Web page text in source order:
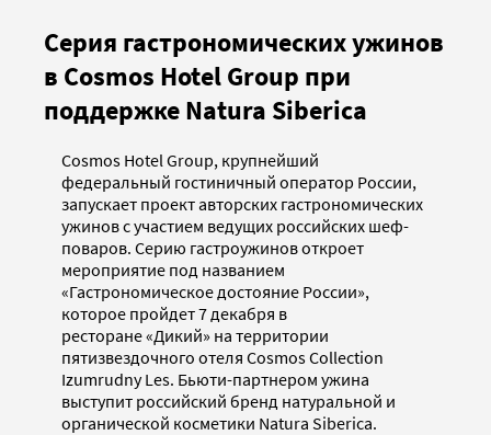
Серия гастрономических ужинов
в Cosmos Hotel Group при
поддержке Natura Siberica
Cosmos Hotel Group, крупнейший
федеральный гостиничный оператор России,
запускает проект авторских гастрономических
ужинов с участием ведущих российских шеф-
поваров. Серию гастроужинов откроет
мероприятие под названием
«Гастрономическое достояние России»,
которое пройдет 7 декабря в
ресторане «Дикий» на территории
пятизвездочного отеля Cosmos Collection
Izumrudny Les. Бьюти-партнером ужина
выступит российский бренд натуральной и
органической косметики Natura Siberica.